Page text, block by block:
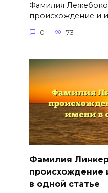
Фамилия
происхождение и
0 73
Фамилия
происхождение
в одной статье